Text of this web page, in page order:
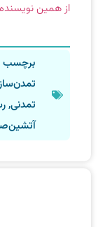
از همین نویسنده
برچسب
تمدنی,